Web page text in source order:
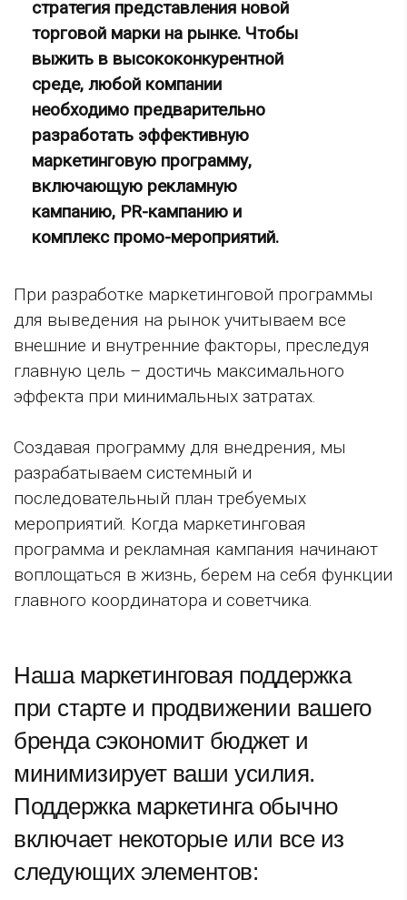
стратегия представления новой
торговой марки на рынке. Чтобы
выжить в высококонкурентной
среде, любой компании
необходимо предварительно
разработать эффективную
маркетинговую программу,
включающую рекламную
кампанию, PR-кампанию и
комплекс промо-мероприятий.
При разработке маркетинговой программы
для выведения на рынок учитываем все
внешние и внутренние факторы, преследуя
главную цель – достичь максимального
эффекта при минимальных затратах.
Создавая программу для внедрения, мы
разрабатываем системный и
последовательный план требуемых
мероприятий. Когда маркетинговая
программа и рекламная кампания начинают
воплощаться в жизнь, берем на себя функции
главного координатора и советчика.
Наша маркетинговая поддержка
при старте и продвижении вашего
бренда сэкономит бюджет и
минимизирует ваши усилия.
Поддержка маркетинга обычно
включает некоторые или все из
следующих элементов: